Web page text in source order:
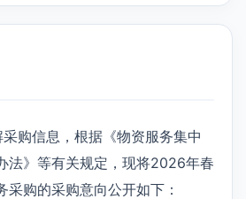
购信息，根据《物资服务集中
法》等有关规定，现将2026年春
采购的采购意向公开如下：